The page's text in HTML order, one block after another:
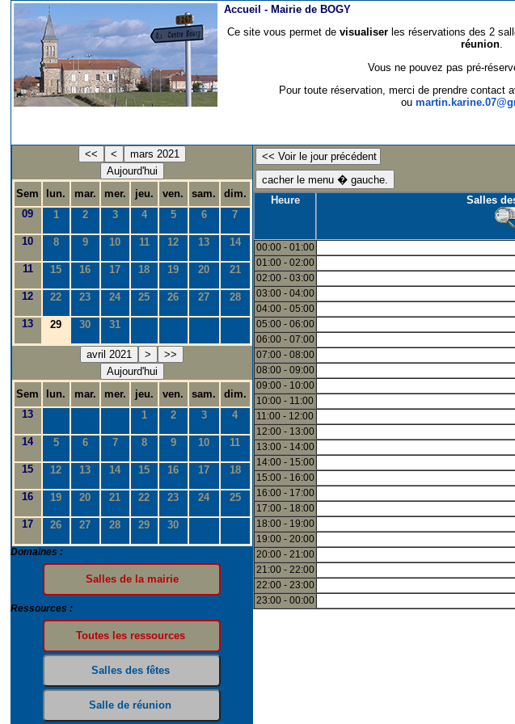
Accueil - Mairie de BOGY
Ce site vous permet devisualiser les réservations des 2
réunion.
Vous ne pouvez pas pré-
Pour toute réservation, merci de prendre contact
ou
<< <
mars 2021
Aujourd'hui
Sem
lun. mar. mer. jeu. ven. sam.
dim.
09
1 2 3 4 5 6 7
10 8 9 10 11 12 13 14
11 15 16 17 18 19 20 21
12 22 23 24 25 26 27 28
13 29 30 31
avril 2021 >
>>
Aujourd'hui
Sem
lun. mar. mer. jeu. ven. sam.
dim.
13
1 2 3 4
14 5 6 7 8 9 10 11
15 12 13 14 15 16 17 18
16 19 20 21 22 23 24 25
17 26 27 28 29 30
Domaines :
Ressources :
Heure
Salles
00:00 - 01:00
01:00 - 02:00
02:00 - 03:00
03:00 - 04:00
04:00 - 05:00
05:00 - 06:00
06:00 - 07:00
07:00 - 08:00
08:00 - 09:00
09:00 - 10:00
10:00 - 11:00
11:00 - 12:00
12:00 - 13:00
13:00 - 14:00
14:00 - 15:00
15:00 - 16:00
16:00 - 17:00
17:00 - 18:00
18:00 - 19:00
19:00 - 20:00
20:00 - 21:00
21:00 - 22:00
22:00 - 23:00
23:00 - 00:00